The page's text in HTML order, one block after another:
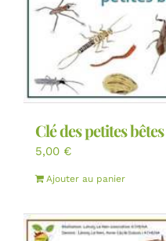
Clé des petites bêtes
5,00 €
Ajouter au panier